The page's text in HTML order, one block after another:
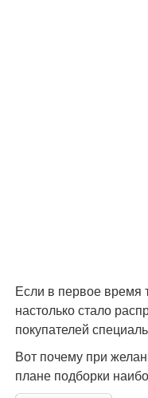
Если в первое время
настолько стало
покупателей
Вот почему при
плане подборки